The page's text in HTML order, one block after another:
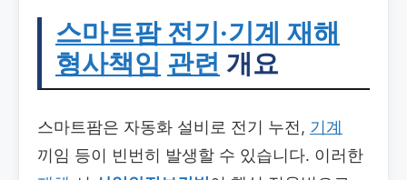
스마트팜 전기·기계 재해
형사책임 관련 개요
스마트팜은 자동화 설비로 전기 누전, 기계
끼임 등이 빈번히 발생할 수 있습니다. 이러한